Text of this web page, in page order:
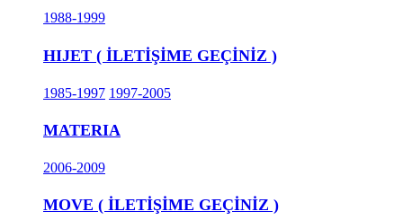
1988-1999
HIJET ( İLETİŞİME GEÇİNİZ )
1985-1997 1997-2005
MATERIA
2006-2009
MOVE ( İLETİŞİME GEÇİNİZ )